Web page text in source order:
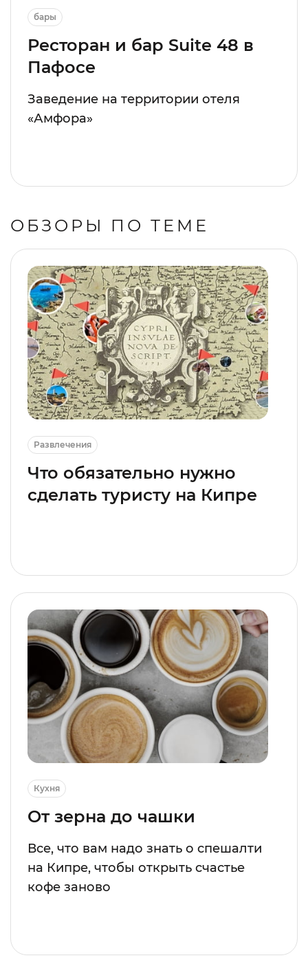
бары
Ресторан и бар Suite 48 в
Пафосе
Заведение на территории отеля
«Амфора»
ОБЗОРЫ ПО ТЕМЕ
Развлечения
Что обязательно нужно
сделать туристу на Кипре
Кухня
От зерна до чашки
Все, что вам надо знать о спешалти
на Кипре, чтобы открыть счастье
кофе заново